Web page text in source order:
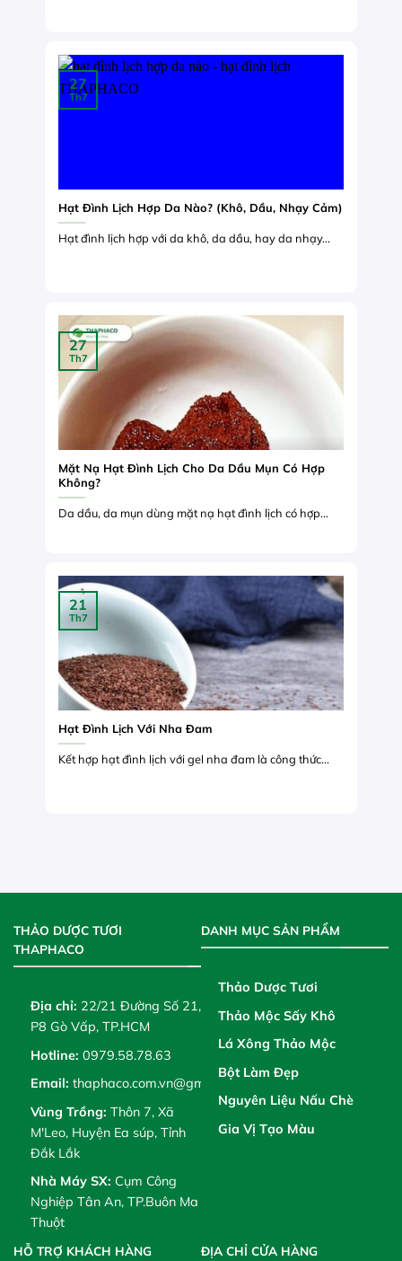
Hạt Đình Lịch Hợp Da Nào? (Khô, Dầu, Nhạy Cảm)
Hạt đình lịch hợp với da khô, da dầu, hay da nhạy...
27
Th7
Mặt Nạ Hạt Đình Lịch Cho Da Dầu Mụn Có Hợp
Không?
Da dầu, da mụn dùng mặt nạ hạt đình lịch có hợp...
27
Th7
Hạt Đình Lịch Với Nha Đam
Kết hợp hạt đình lịch với gel nha đam là công thức...
21
Th7
THẢO DƯỢC TƯƠI
THAPHACO
Địa chỉ: 22/21 Đường Số 21,
P8 Gò Vấp, TP.HCM
Hotline: 0979.58.78.63
Email: thaphaco.com.vn@gmail.com
Vùng Trồng: Thôn 7, Xã
M'Leo, Huyện Ea súp, Tỉnh
Đắk Lắk
Nhà Máy SX: Cụm Công
Nghiệp Tân An, TP.Buôn Ma
Thuột
DANH MỤC SẢN PHẨM
Thảo Dược Tươi
Thảo Mộc Sấy Khô
Lá Xông Thảo Mộc
Bột Làm Đẹp
Nguyên Liệu Nấu Chè
Gia Vị Tạo Màu
HỖ TRỢ KHÁCH HÀNG ĐỊA CHỈ CỬA HÀNG